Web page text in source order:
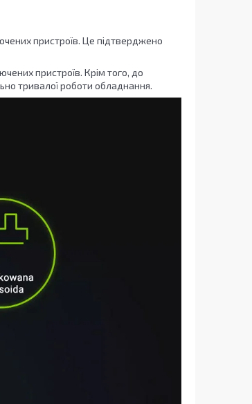
пристроїв. Це підтверджено
пристроїв. Крім того, до
тривалої роботи обладнання.